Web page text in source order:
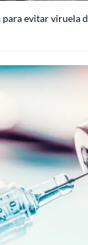
evitar viruela